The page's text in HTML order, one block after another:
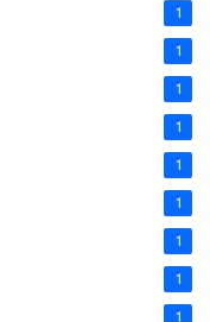
1
1
1
1
1
1
1
1
1